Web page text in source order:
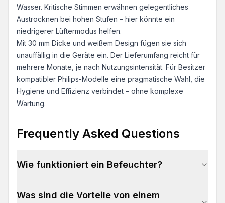
Wasser. Kritische Stimmen erwähnen gelegentliches
Austrocknen bei hohen Stufen – hier könnte ein
niedrigerer Lüftermodus helfen.
Mit 30 mm Dicke und weißem Design fügen sie sich
unauffällig in die Geräte ein. Der Lieferumfang reicht für
mehrere Monate, je nach Nutzungsintensität. Für Besitzer
kompatibler Philips-Modelle eine pragmatische Wahl, die
Hygiene und Effizienz verbindet – ohne komplexe
Wartung.
Frequently Asked Questions
Wie funktioniert ein Befeuchter?
Was sind die Vorteile von einem